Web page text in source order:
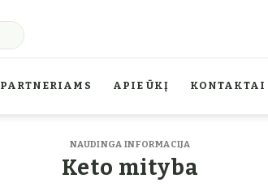
PARTNERIAMS APIE ŪKĮ KONTAKTAI
NAUDINGA INFORMACIJA
Keto mityba